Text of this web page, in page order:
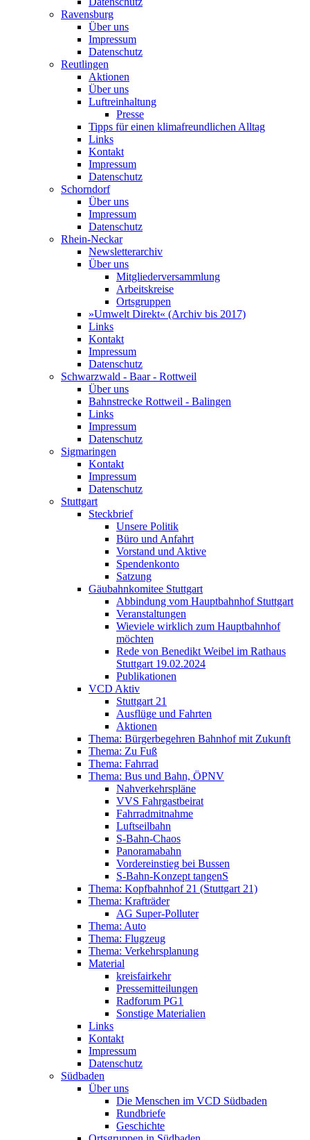
Ravensburg
Über uns
Impressum
Datenschutz
Reutlingen
Aktionen
Über uns
Luftreinhaltung
Presse
Tipps für einen klimafreundlichen Alltag
Links
Kontakt
Impressum
Datenschutz
Schorndorf
Über uns
Impressum
Datenschutz
Rhein-Neckar
Newsletterarchiv
Über uns
Mitgliederversammlung
Arbeitskreise
Ortsgruppen
»Umwelt Direkt« (Archiv bis 2017)
Links
Kontakt
Impressum
Datenschutz
Schwarzwald - Baar - Rottweil
Über uns
Bahnstrecke Rottweil - Balingen
Links
Impressum
Datenschutz
Sigmaringen
Kontakt
Impressum
Datenschutz
Stuttgart
Steckbrief
Unsere Politik
Büro und Anfahrt
Vorstand und Aktive
Spendenkonto
Satzung
Gäubahnkomitee Stuttgart
Abbindung vom Hauptbahnhof Stuttgart
Veranstaltungen
Wieviele wirklich zum Hauptbahnhof
möchten
Rede von Benedikt Weibel im Rathaus
Stuttgart 19.02.2024
Publikationen
VCD Aktiv
Stuttgart 21
Ausflüge und Fahrten
Aktionen
Thema: Bürgerbegehren Bahnhof mit Zukunft
Thema: Zu Fuß
Thema: Fahrrad
Thema: Bus und Bahn, ÖPNV
Nahverkehrspläne
VVS Fahrgastbeirat
Fahrradmitnahme
Luftseilbahn
S-Bahn-Chaos
Panoramabahn
Vordereinstieg bei Bussen
S-Bahn-Konzept tangenS
Thema: Kopfbahnhof 21 (Stuttgart 21)
Thema: Krafträder
AG Super-Polluter
Thema: Auto
Thema: Flugzeug
Thema: Verkehrsplanung
Material
kreisfairkehr
Pressemitteilungen
Radforum PG1
Sonstige Materialien
Links
Kontakt
Impressum
Datenschutz
Südbaden
Über uns
Die Menschen im VCD Südbaden
Rundbriefe
Geschichte